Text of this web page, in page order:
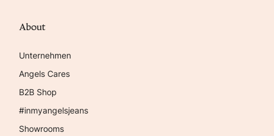
About
Unternehmen
Angels Cares
B2B Shop
#inmyangelsjeans
Showrooms